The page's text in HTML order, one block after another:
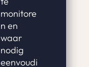
monitore
n en
waar
nodig
eenvoudi